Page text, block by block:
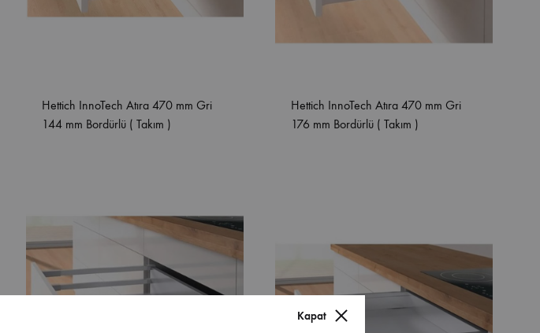
Hettich InnoTech Atıra 470 mm Gri
144 mm Bordürlü ( Takım )
Hettich InnoTech Atıra 470 mm Gri
176 mm Bordürlü ( Takım )
Kapat